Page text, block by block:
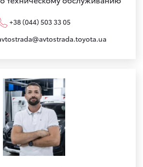
+38 (044) 503 33 05